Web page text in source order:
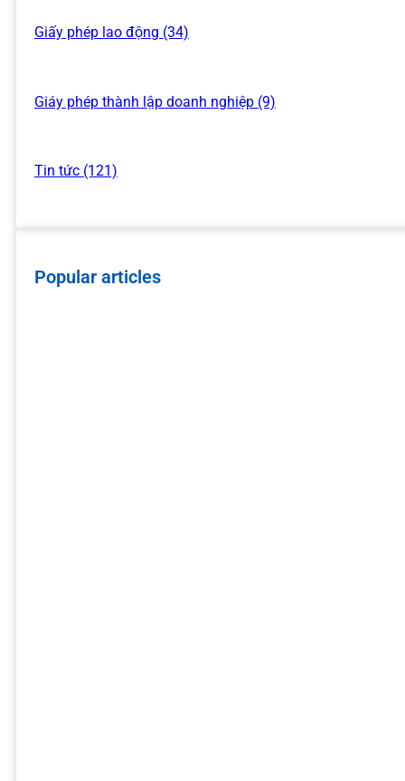
Giấy phép lao động (34)
Giáy phép thành lập doanh nghiệp (9)
Tin tức (121)
Popular articles